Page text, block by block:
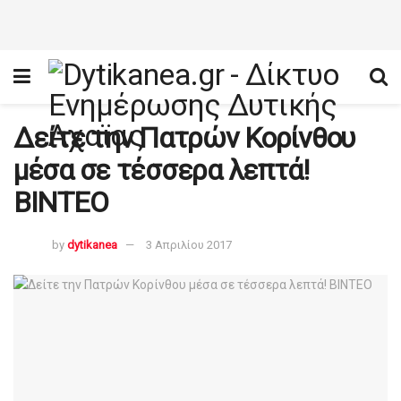
Δείτε την Πατρών Κορίνθου
μέσα σε τέσσερα λεπτά!
ΒΙΝΤΕΟ
by dytikanea 3 Απριλίου 2017